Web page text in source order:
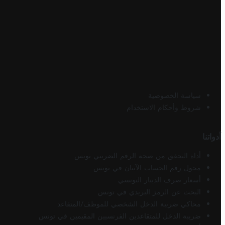
سياسة الخصوصية
شروط وأحكام الاستخدام
أدواتنا
أداة التحقق من صحة الرقم الضريبي تونس
محول رقم الحساب الآيبان في تونس
أسعار صرف الدينار التونسي
البحث عن الرمز البريدي في تونس
محاكي ضريبة الدخل الشخصي للموظف/المتقاعد
ضريبة الدخل للمتقاعدين الفرنسيين المقيمين في تونس